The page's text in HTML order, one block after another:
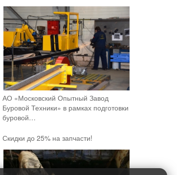
АО «Московский Опытный Завод
Буровой Техники» в рамках подготовки
буровой…
Скидки до 25% на запчасти!